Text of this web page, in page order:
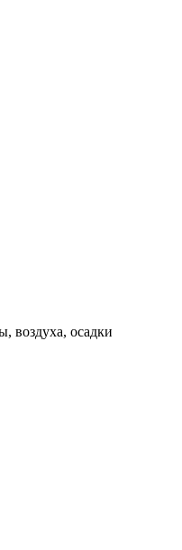
воздуха, осадки